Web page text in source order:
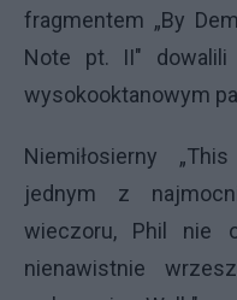
fragmentem „By
Note pt. II"
wysokooktanowym
Niemiłosierny
jednym z
wieczoru, Phil nie
nienawistnie